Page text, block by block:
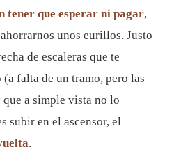
tener que esperar ni pagar,
unos eurillos. Justo
de escaleras que te
falta de un tramo, pero las
a simple vista no lo
subir en el ascensor, el
.